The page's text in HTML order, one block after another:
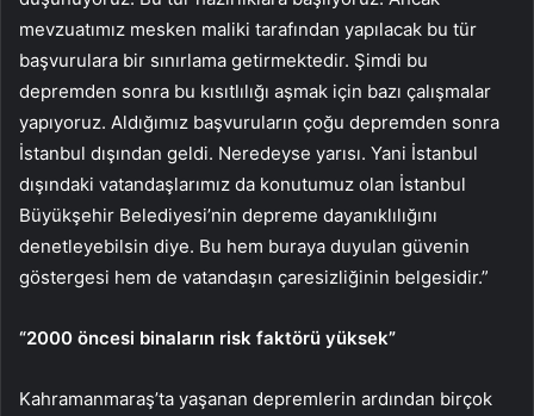
mevzuatımız mesken maliki tarafından yapılacak bu tür
başvurulara bir sınırlama getirmektedir. Şimdi bu
depremden sonra bu kısıtlılığı aşmak için bazı çalışmalar
yapıyoruz. Aldığımız başvuruların çoğu depremden sonra
İstanbul dışından geldi. Neredeyse yarısı. Yani İstanbul
dışındaki vatandaşlarımız da konutumuz olan İstanbul
Büyükşehir Belediyesi’nin depreme dayanıklılığını
denetleyebilsin diye. Bu hem buraya duyulan güvenin
göstergesi hem de vatandaşın çaresizliğinin belgesidir.”
“2000 öncesi binaların risk faktörü yüksek”
Kahramanmaraş’ta yaşanan depremlerin ardından birçok